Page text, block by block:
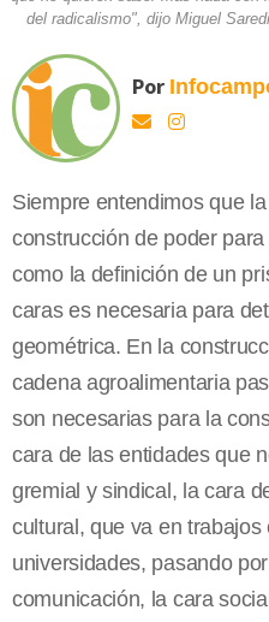
del radicalismo", dijo Miguel
Por
Siempre entendimos que
construcción de poder
como la definición de un
caras es necesaria para
geométrica. En la
cadena agroalimentaria
son necesarias para la
cara de las entidades que
gremial y sindical, la cara
cultural, que va en trabajos
universidades, pasando
comunicación, la cara